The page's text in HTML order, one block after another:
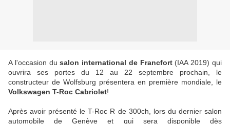
A l'occasion dusalon international de Francfort(IAA 2019) qui
ouvrira ses portes du 12 au 22 septembre prochain, le
constructeur de Wolfsburg présentera en première mondiale, le
Volkswagen T-Roc Cabriolet!
Après avoir présenté le T-Roc R de 300ch, lors du dernier salon
automobile de Genève et qui sera disponible dès